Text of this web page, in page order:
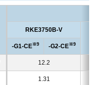
RKE3750B-V
-G1-CE※9 -G2-CE※9
12.2
1.31